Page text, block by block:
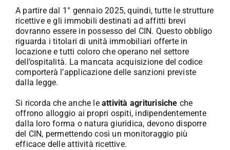
A partire dal 1° gennaio 2025, quindi, tutte le strutture
ricettive e gli immobili destinati ad affitti brevi
dovranno essere in possesso del CIN. Questo obbligo
riguarda i titolari di unità immobiliari offerte in
locazione e tutti coloro che operano nel settore
dell’ospitalità. La mancata acquisizione del codice
comporterà l’applicazione delle sanzioni previste
dalla legge.
Si ricorda che anche leattività agriturisiche che
offrono alloggio ai propri ospiti, indipendentemente
dalla loro forma o natura giuridica, devono disporre
del CIN, permettendo così un monitoraggio più
efficace delle attività ricettive.